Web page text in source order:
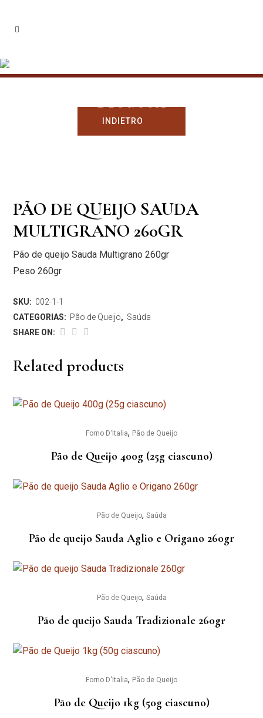
Prodotti
INDIETRO
PÃO DE QUEIJO SAUDA
MULTIGRANO 260GR
Pão de queijo Sauda Multigrano 260gr
Peso 260gr
SKU: 002-1-1
CATEGORIAS: Pão de Queijo, Saúda
SHARE ON:
Related products
Forno D'Italia, Pão de Queijo
Pão de Queijo 400g (25g ciascuno)
Pão de Queijo, Saúda
Pão de queijo Sauda Aglio e Origano 260gr
Pão de Queijo, Saúda
Pão de queijo Sauda Tradizionale 260gr
Forno D'Italia, Pão de Queijo
Pão de Queijo 1kg (50g ciascuno)